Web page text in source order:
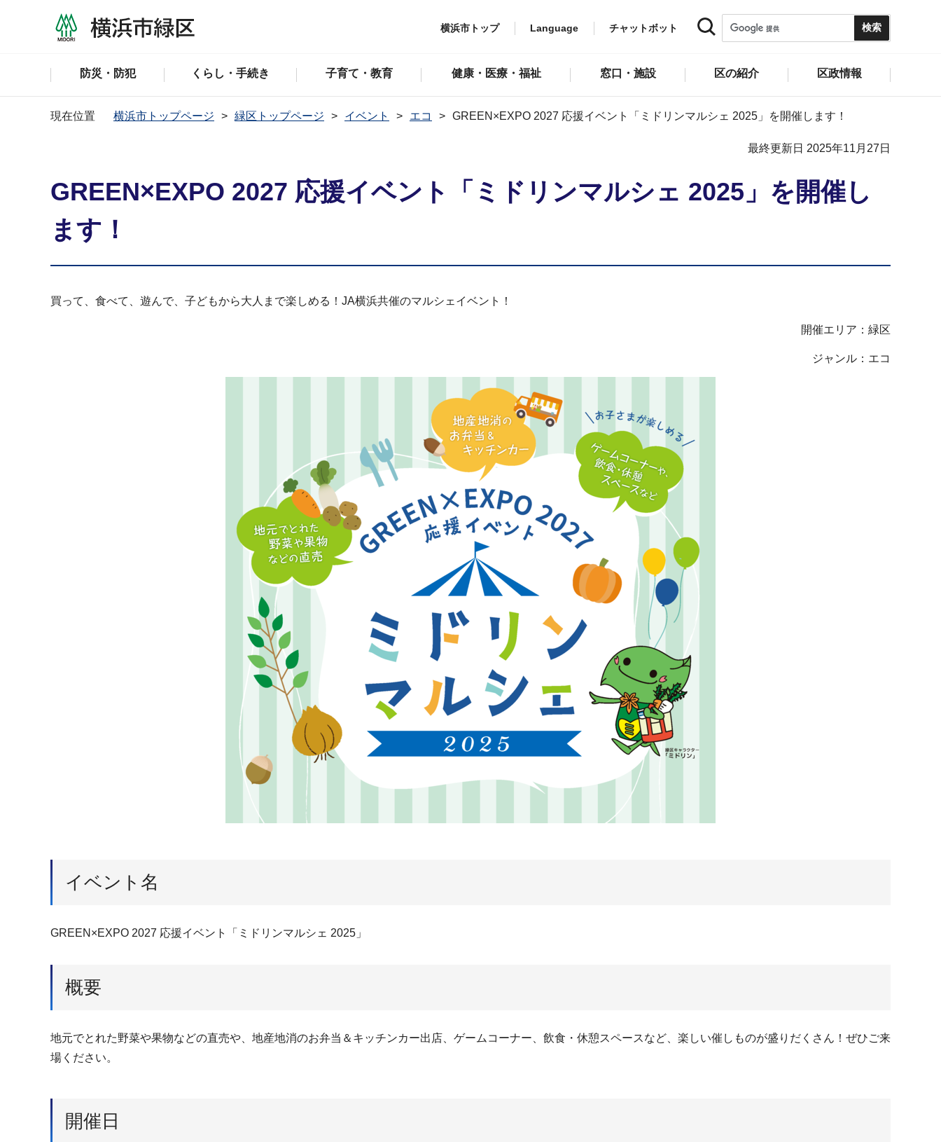
横浜市トップ Language チャットボット
防災・防犯 くらし・手続き 子育て・教育 健康・医療・福祉 窓口・施設 区の紹介 区政情報
現在位置 横浜市トップページ 緑区トップページ イベント エコ GREEN×EXPO 2027 応援イベント「ミドリンマルシェ 2025」を開催します！
最終更新日 2025年11月27日
GREEN×EXPO 2027 応援イベント「ミドリンマルシェ 2025」を開催し
ます！
買って、食べて、遊んで、子どもから大人まで楽しめる！JA横浜共催のマルシェイベント！
開催エリア：緑区
ジャンル：エコ
イベント名
GREEN×EXPO 2027 応援イベント「ミドリンマルシェ 2025」
概要
地元でとれた野菜や果物などの直売や、地産地消のお弁当＆キッチンカー出店、ゲームコーナー、飲食・休憩スペースなど、楽しい催しものが盛りだくさん！ぜひご来
場ください。
開催日